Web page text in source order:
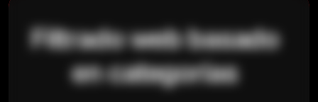
Filtrado web basado
en categorías